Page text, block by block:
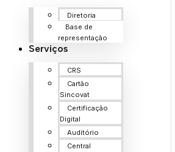
Diretoria
Base de
representação
Serviços
CRS
Cartão
Sincovat
Certificação
Digital
Auditório
Central